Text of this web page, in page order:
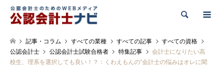
検索
記事・コラム すべての業種 すべての記事
すべての資格
公認会計士
公認会計士試験合格者 特集記事
会計士になりたい高
校生、理系を選択しても良い！？：くわえもんの“会計士の悩みはオレに聞